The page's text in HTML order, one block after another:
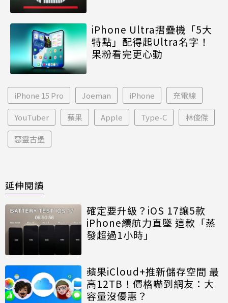
iPhone Ultra摺疊機「5大
特點」配得起Ultra名字！
果粉看完更心動
iPhone 15 Pro Joeman iPhone 充電線
YouTuber 蘋果 Apple Type-C 林俊傑
惡靈古堡
延伸閱讀
確定要升級？iOS 17讓5款
iPhone續航力直墜 這款「蒸
發超過1小時」
蘋果iCloud+推新儲存空間 最
高12TB！價格嚇到網友：大
容量沒優惠？